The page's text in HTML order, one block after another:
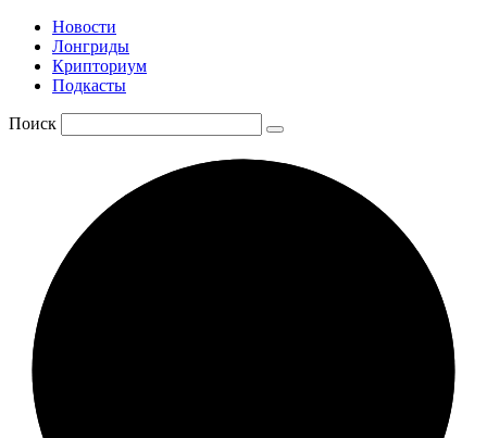
Новости
Лонгриды
Крипториум
Подкасты
Поиск